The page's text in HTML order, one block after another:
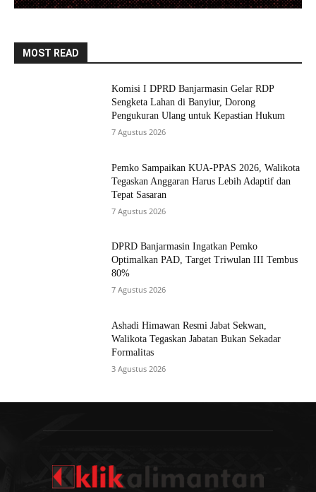
MOST READ
Komisi I DPRD Banjarmasin Gelar RDP
Sengketa Lahan di Banyiur, Dorong
Pengukuran Ulang untuk Kepastian Hukum
7 Agustus 2026
Pemko Sampaikan KUA-PPAS 2026, Walikota
Tegaskan Anggaran Harus Lebih Adaptif dan
Tepat Sasaran
7 Agustus 2026
DPRD Banjarmasin Ingatkan Pemko
Optimalkan PAD, Target Triwulan III Tembus
80%
7 Agustus 2026
Ashadi Himawan Resmi Jabat Sekwan,
Walikota Tegaskan Jabatan Bukan Sekadar
Formalitas
3 Agustus 2026